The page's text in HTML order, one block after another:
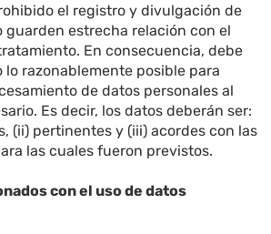
el registro y divulgación de
guarden estrecha relación con el
En consecuencia, debe
lo razonablemente posible para
de datos personales al
Es decir, los datos deberán ser:
(ii) pertinentes y (iii) acordes con las
las cuales fueron previstos.
con el uso de datos